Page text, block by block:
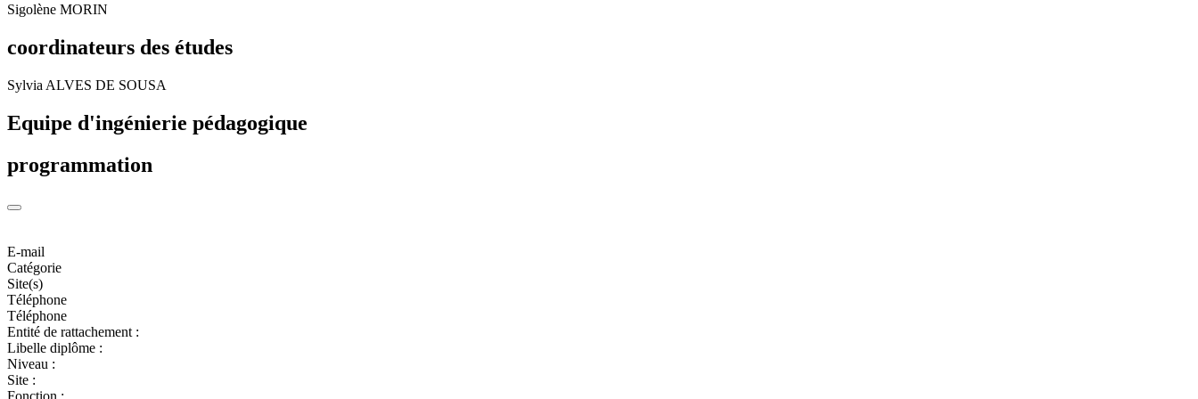
Sigolène MORIN
coordinateurs des études
Sylvia ALVES DE SOUSA
Equipe d'ingénierie pédagogique
programmation
E-mail
Catégorie
Site(s)
Téléphone
Téléphone
Entité de rattachement :
Libelle diplôme :
Niveau :
Site :
Fonction :